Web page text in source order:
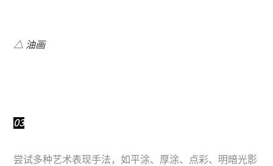
△ 油画
03
尝试多种艺术表现手法，如平涂、厚涂、点彩、明暗光影